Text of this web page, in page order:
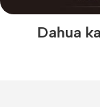
Dahua